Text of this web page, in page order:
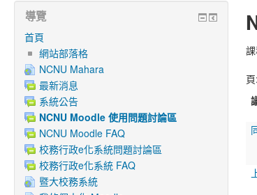
頁:
導覽
首頁
網站部落格
NCNU Mahara
最新消息
系統公告
NCNU Moodle 使用問題討論區
NCNU Moodle FAQ
校務行政e化系統問題討論區
校務行政e化系統 FAQ
暨大校務系統